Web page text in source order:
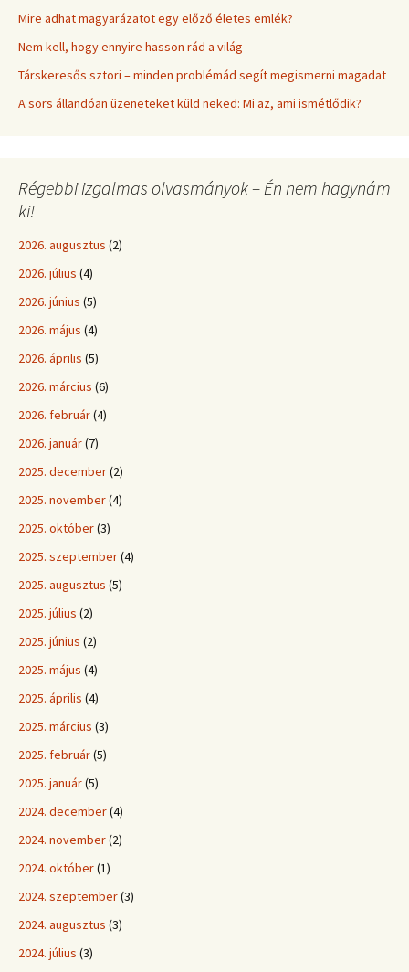
Mire adhat magyarázatot egy előző életes emlék?
Nem kell, hogy ennyire hasson rád a világ
Társkeresős sztori – minden problémád segít megismerni magadat
A sors állandóan üzeneteket küld neked: Mi az, ami ismétlődik?
Régebbi izgalmas olvasmányok – Én nem hagynám
ki!
2026. augusztus (2)
2026. július (4)
2026. június (5)
2026. május (4)
2026. április (5)
2026. március (6)
2026. február(4)
2026. január(7)
2025. december(2)
2025. november(4)
2025. október(3)
2025. szeptember(4)
2025. augusztus (5)
2025. július (2)
2025. június (2)
2025. május (4)
2025. április (4)
2025. március (3)
2025. február(5)
2025. január(5)
2024. december(4)
2024. november(2)
2024. október(1)
2024. szeptember(3)
2024. augusztus (3)
2024. július (3)